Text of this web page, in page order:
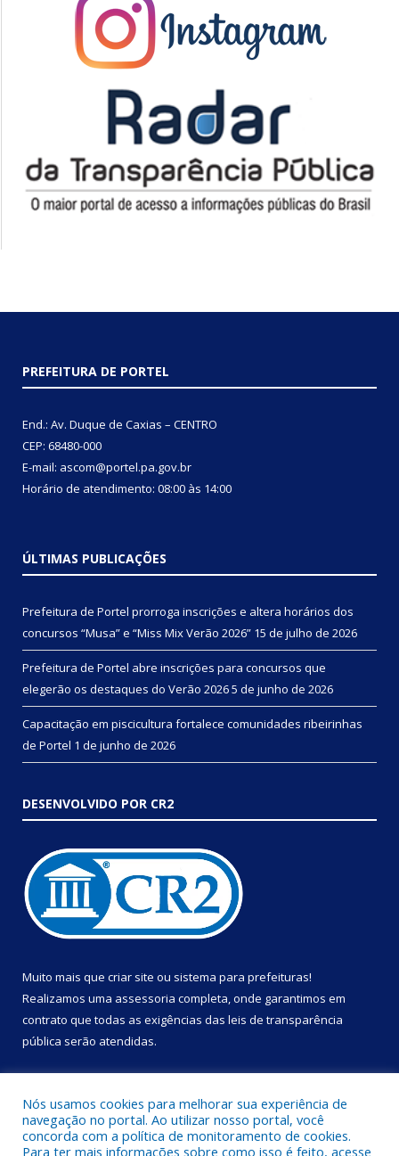
PREFEITURA DE PORTEL
End.: Av. Duque de Caxias – CENTRO
CEP: 68480-000
E-mail: ascom@portel.pa.gov.br
Horário de atendimento: 08:00 às 14:00
ÚLTIMAS PUBLICAÇÕES
Prefeitura de Portel prorroga inscrições e altera horários dos
concursos “Musa” e “Miss Mix Verão 2026” 15 de julho de 2026
Prefeitura de Portel abre inscrições para concursos que
elegerão os destaques do Verão 20265 de junho de 2026
Capacitação em piscicultura fortalece comunidades ribeirinhas
de Portel 1 de junho de 2026
DESENVOLVIDO POR CR2
Muito mais que criar site ou sistema para prefeituras!
Realizamos uma assessoria completa, onde garantimos em
contrato que todas as exigências das leis de transparência
pública serão atendidas.
Nós usamos cookies para melhorar sua experiência de
navegação no portal. Ao utilizar nosso portal, você
concorda com a política de monitoramento de cookies.
Para ter mais informações sobre como isso é feito, acesse